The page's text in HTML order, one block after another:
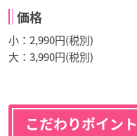
価格
小：2,990円(税別)
大：3,990円(税別)
こだわりポイント